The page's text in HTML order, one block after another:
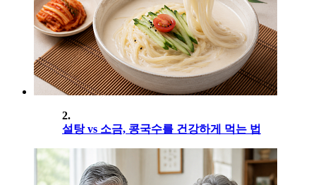
2.
설탕 vs 소금, 콩국수를 건강하게 먹는 법